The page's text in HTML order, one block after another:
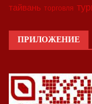
тайвань торговля
ПРИЛОЖЕНИЕ